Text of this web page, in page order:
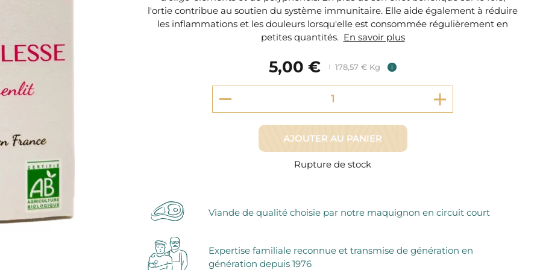
Sélection dans les fermes locales depuis 1976
Découvrir notre savoir-faire de maquignon
Fromager Affineurs depuis plus de 45 ans
Découvrez notre sélection de Fromages livrés en 24h
et préparations pour dessert
chauds
Découvrez + de 3000 références disponibles
l'ortie contribue au soutien du système immunitaire. Elle aide également à réduire
les inflammations et les douleurs lorsqu'elle est consommée régulièrement en
petites quantités. En savoir plus
5,00 € 178,57 € Kg i
AJOUTER AU PANIER
Rupture de stock
Viande de qualité choisie par notre maquignon en circuit court
Expertise familiale reconnue et transmise de génération en
génération depuis 1976